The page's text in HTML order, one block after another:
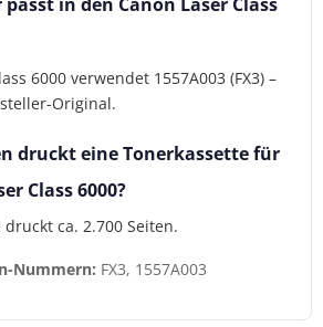
6000 verwendet 1557A003 (FX3) –
Original.
druckt eine Tonerkassette für
Class 6000?
ca. 2.700 Seiten.
Nummern: FX3, 1557A003